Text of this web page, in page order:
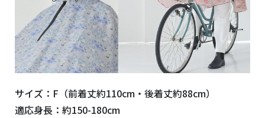
サイズ：F（前着丈約110cm・後着丈約88cm）
適応身長：約150-180cm